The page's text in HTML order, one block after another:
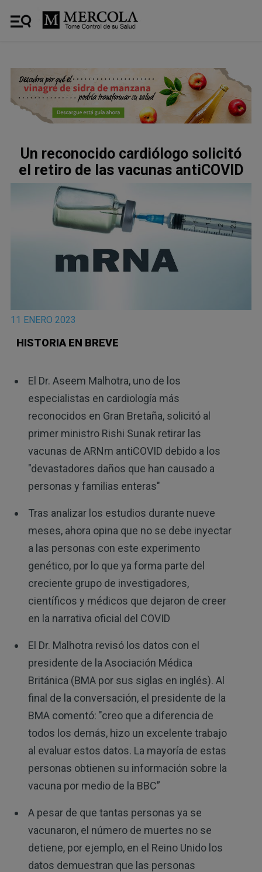
Un reconocido cardiólogo solicitó
el retiro de las vacunas antiCOVID
11 ENERO 2023
HISTORIA EN BREVE
El Dr. Aseem Malhotra, uno de los
especialistas en cardiología más
reconocidos en Gran Bretaña, solicitó al
primer ministro Rishi Sunak retirar las
vacunas de ARNm antiCOVID debido a los
"devastadores daños que han causado a
personas y familias enteras"
Tras analizar los estudios durante nueve
meses, ahora opina que no se debe inyectar
a las personas con este experimento
genético, por lo que ya forma parte del
creciente grupo de investigadores,
científicos y médicos que dejaron de creer
en la narrativa oficial del COVID
El Dr. Malhotra revisó los datos con el
presidente de la Asociación Médica
Británica (BMA por sus siglas en inglés). Al
final de la conversación, el presidente de la
BMA comentó: "creo que a diferencia de
todos los demás, hizo un excelente trabajo
al evaluar estos datos. La mayoría de estas
personas obtienen su información sobre la
vacuna por medio de la BBC”
A pesar de que tantas personas ya se
vacunaron, el número de muertes no se
detiene, por ejemplo, en el Reino Unido los
datos demuestran que las personas